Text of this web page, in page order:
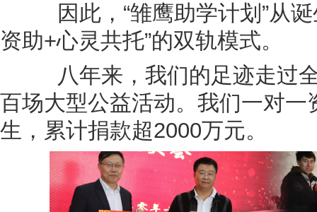
因此，“雏鹰助学计划”从诞
资助+心灵共托”的双轨模式。
八年来，我们的足迹走过全
百场大型公益活动。我们一对一
生，累计捐款超2000万元。